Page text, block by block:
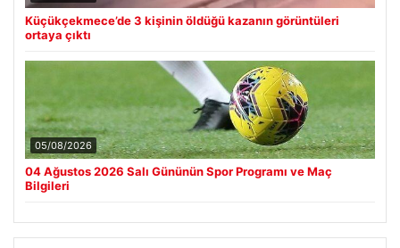
Küçükçekmece’de 3 kişinin öldüğü kazanın görüntüleri
ortaya çıktı
05/08/2026
04 Ağustos 2026 Salı Gününün Spor Programı ve Maç
Bilgileri